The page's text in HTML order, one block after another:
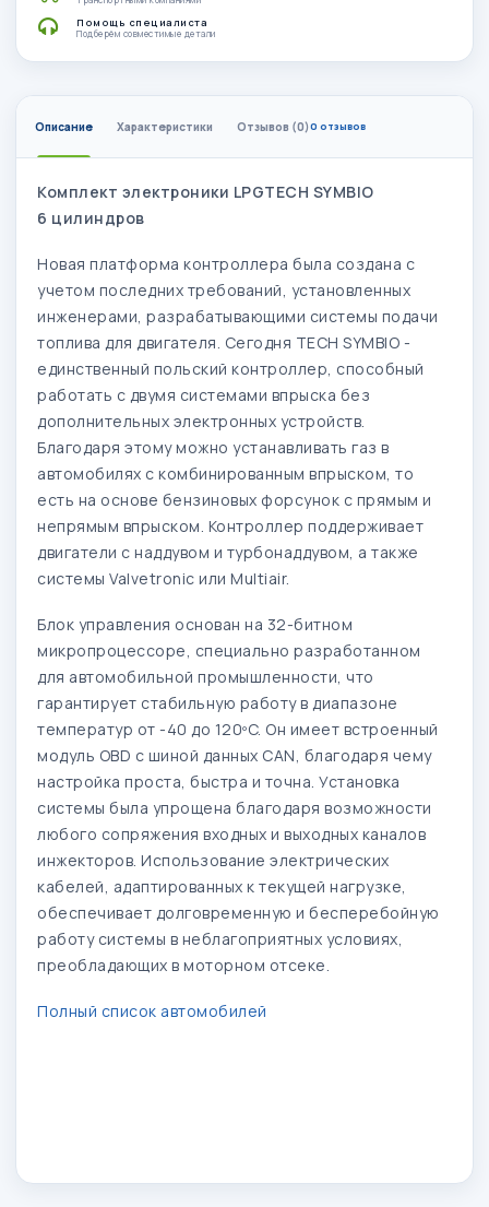
Помощь специалиста
Подберём совместимые детали
Описание Характеристики Отзывов (0)0 отзывов
Комплект электроники LPGTECH SYMBIO
6 цилиндров
Новая платформа контроллера была создана с
учетом последних требований, установленных
инженерами, разрабатывающими системы подачи
топлива для двигателя. Сегодня TECH SYMBIO -
единственный польский контроллер, способный
работать с двумя системами впрыска без
дополнительных электронных устройств.
Благодаря этому можно устанавливать газ в
автомобилях с комбинированным впрыском, то
есть на основе бензиновых форсунок с прямым и
непрямым впрыском. Контроллер поддерживает
двигатели с наддувом и турбонаддувом, а также
системы Valvetronic или Multiair.
Блок управления основан на 32-битном
микропроцессоре, специально разработанном
для автомобильной промышленности, что
гарантирует стабильную работу в диапазоне
температур от -40 до 120ºC. Он имеет встроенный
модуль OBD с шиной данных CAN, благодаря чему
настройка проста, быстра и точна. Установка
системы была упрощена благодаря возможности
любого сопряжения входных и выходных каналов
инжекторов. Использование электрических
кабелей, адаптированных к текущей нагрузке,
обеспечивает долговременную и бесперебойную
работу системы в неблагоприятных условиях,
преобладающих в моторном отсеке.
Полный список автомобилей